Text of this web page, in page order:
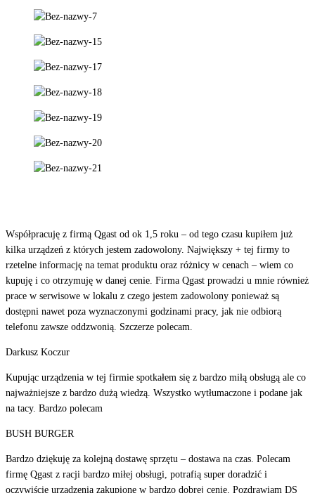
Współpracuję z firmą Qgast od ok 1,5 roku – od tego czasu kupiłem już
kilka urządzeń z których jestem zadowolony. Największy + tej firmy to
rzetelne informację na temat produktu oraz różnicy w cenach – wiem co
kupuję i co otrzymuję w danej cenie. Firma Qgast prowadzi u mnie również
prace w serwisowe w lokalu z czego jestem zadowolony ponieważ są
dostępni nawet poza wyznaczonymi godzinami pracy, jak nie odbiorą
telefonu zawsze oddzwonią. Szczerze polecam.
Darkusz Koczur
Kupując urządzenia w tej firmie spotkałem się z bardzo miłą obsługą ale co
najważniejsze z bardzo dużą wiedzą. Wszystko wytłumaczone i podane jak
na tacy. Bardzo polecam
BUSH BURGER
Bardzo dziękuję za kolejną dostawę sprzętu – dostawa na czas. Polecam
firmę Qgast z racji bardzo miłej obsługi, potrafią super doradzić i
oczywiście urządzenia zakupione w bardzo dobrej cenie. Pozdrawiam DS